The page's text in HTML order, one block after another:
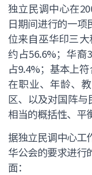
独立民调中心在
日期间进行的一项
位来自巫华印三
约占56.6%；华裔
占9.4%；基本上
在职业、年龄、
区、以及对国阵
相当的概括性、平
据独立民调中心工
华公会的要求进行
面：